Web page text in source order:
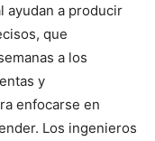
ayudan a producir
que
a los
y
enfocarse en
Los ingenieros